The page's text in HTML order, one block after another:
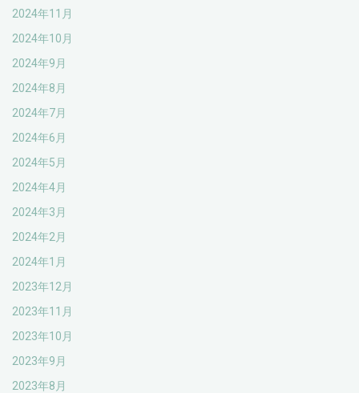
2024年11月
2024年10月
2024年9月
2024年8月
2024年7月
2024年6月
2024年5月
2024年4月
2024年3月
2024年2月
2024年1月
2023年12月
2023年11月
2023年10月
2023年9月
2023年8月